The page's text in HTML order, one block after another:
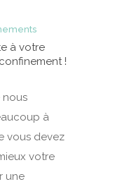
à votre
!
nous
à
vous devez
votre
une